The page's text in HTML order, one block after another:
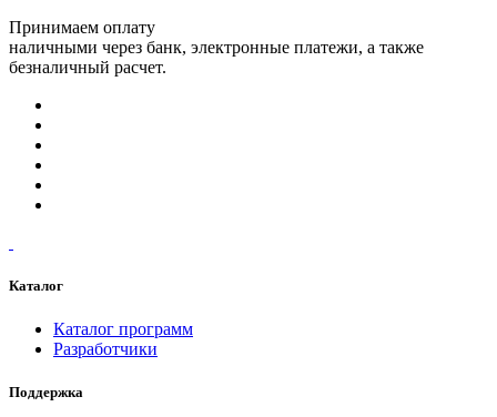
Принимаем оплату
наличными через банк, электронные платежи, а также
безналичный расчет.
Каталог
Каталог программ
Разработчики
Поддержка